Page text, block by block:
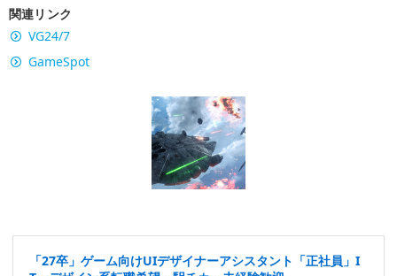
関連リンク
VG24/7
GameSpot
「27卒」ゲーム向けUIデザイナーアシスタント「正社員」I